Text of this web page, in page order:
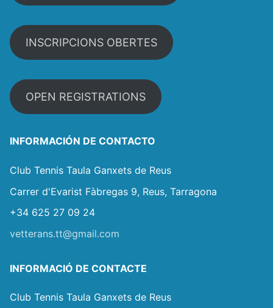
INSCRIPCIONS OBERTES
OPEN REGISTRATIONS
INFORMACIÓN DE CONTACTO
Club Tennis Taula Ganxets de Reus
Carrer d'Evarist Fàbregas 9, Reus, Tarragona
+34 625 27 09 24
vetterans.tt@gmail.com
INFORMACIÓ DE CONTACTE
Club Tennis Taula Ganxets de Reus